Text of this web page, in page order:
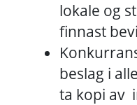
lokale og
finnast
beslag i
ta kopi av